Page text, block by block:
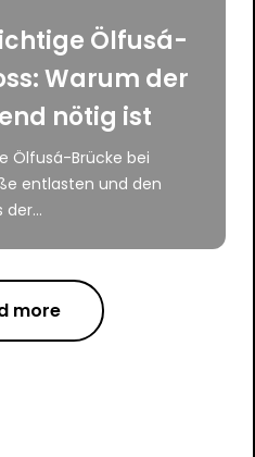
Ölfusá-
Warum der
nötig ist
Ölfusá-Brücke bei
entlasten und den
more